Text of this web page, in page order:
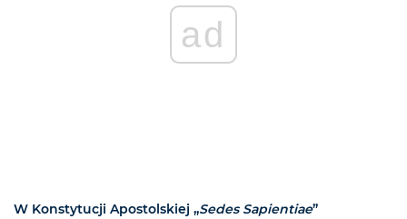
ad
W Konstytucji Apostolskiej „Sedes Sapientiae”